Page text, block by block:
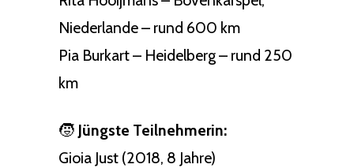
Niederlande – rund 600 km
Pia Burkart – Heidelberg – rund 250
km
🧒 Jüngste Teilnehmerin:
Gioia Just (2018, 8 Jahre)